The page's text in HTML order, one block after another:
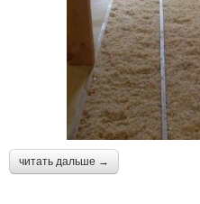
читать дальше →